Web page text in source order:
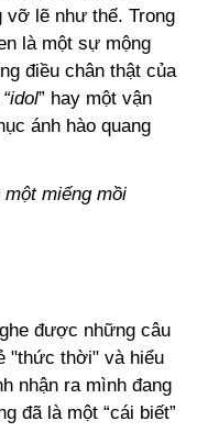
vỡ lẽ như thế. Trong
là một sự mộng
điều chân thật của
“idol” hay một vận
ánh hào quang
miếng mồi
được những câu
"thức thời" và hiểu
nhận ra mình đang
đã là một “cái biết”